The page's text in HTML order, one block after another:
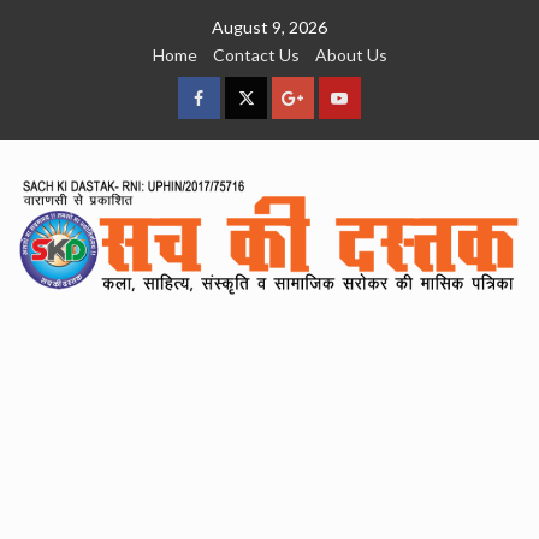
August 9, 2026
Home
Contact Us About Us
facebookTwitterGoogleYouTube